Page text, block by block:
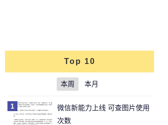
Top 10
本周 本月
1
微信新能力上线 可查图片使用
次数